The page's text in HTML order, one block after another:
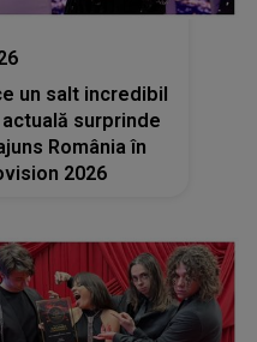
un salt incredibil
actuală surprinde
România în
2026